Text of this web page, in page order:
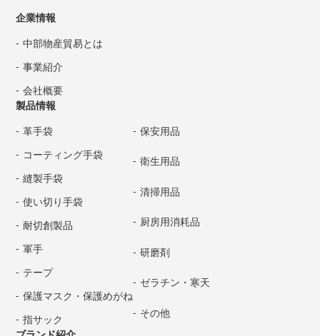
企業情報
中部物産貿易とは
事業紹介
会社概要
製品情報
革手袋
コーティング手袋
縫製手袋
使い切り手袋
耐切創製品
軍手
テープ
保護マスク・保護めがね
指サック
保安用品
衛生用品
清掃用品
厨房用消耗品
研磨剤
ゼラチン・寒天
その他